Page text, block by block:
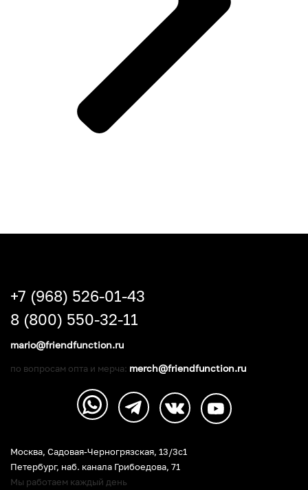
Москва, Садовая-Черногрязская, 13/3c1
Петербург, наб. канала Грибоедова, 71
Мы работаем каждый день
+7 (968) 526-01-43
8 (800) 550-32-11
mario@friendfunction.ru
по вопросам опта и мерча: merch@friendfunction.ru